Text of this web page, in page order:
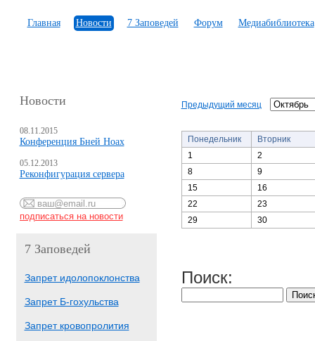
Главная Новости 7 Заповедей Форум Медиабиблиотека
Новости
08.11.2015
Конференция Бней Ноах
05.12.2013
Реконфигурация сервера
7 Заповедей
Запрет идолопоклонства
Запрет Б-гохульства
Запрет кровопролития
Предыдущий месяц
Понедельник
Вторник
1
2
8
9
15
16
22
23
29
30
Поиск: